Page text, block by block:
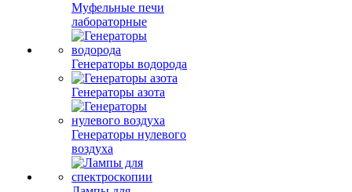
Муфельные печи
лабораторные
Генераторы водорода
Генераторы азота
Генераторы нулевого
воздуха